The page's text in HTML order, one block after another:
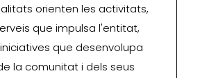
orienten les activitats,
que impulsa l'entitat,
que desenvolupa
la comunitat i dels seus